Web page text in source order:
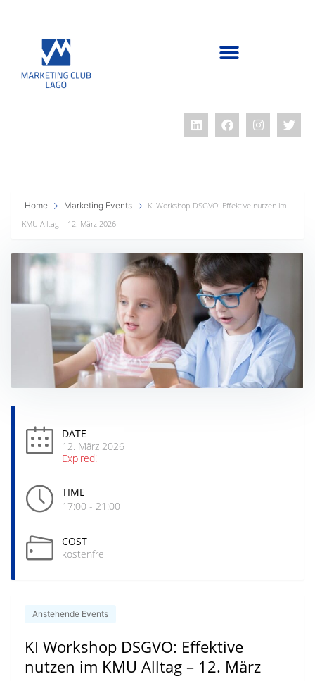
Home Marketing Events
KI Workshop DSGVO: Effektive nutzen im
KMU Alltag – 12. März 2026
DATE
12. März 2026
Expired!
TIME
17:00 - 21:00
COST
kostenfrei
Anstehende Events
KI Workshop DSGVO: Effektive
nutzen im KMU Alltag – 12. März